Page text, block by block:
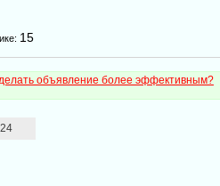
15
объявление более эффективным?